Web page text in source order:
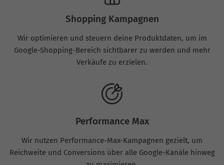
Shopping Kampagnen
Wir optimieren und steuern deine Produktdaten, um im
Google-Shopping-Bereich sichtbarer zu werden und mehr
Verkäufe zu erzielen.
Performance Max
Wir nutzen Performance-Max-Kampagnen gezielt, um
Reichweite und Conversions über alle Google-Kanäle hinweg